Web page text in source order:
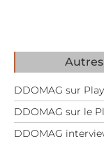
DDOMAG sur
DDOMAG sur le
DDOMAG